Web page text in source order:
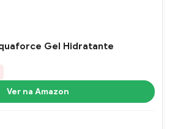
Gel Hidratante
Ver na Amazon